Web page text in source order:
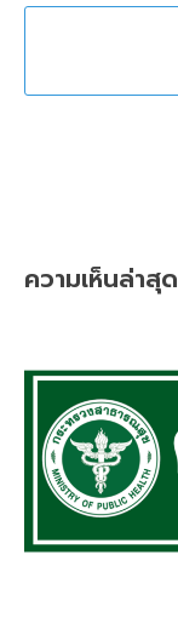
ความเห็นล่าสุด